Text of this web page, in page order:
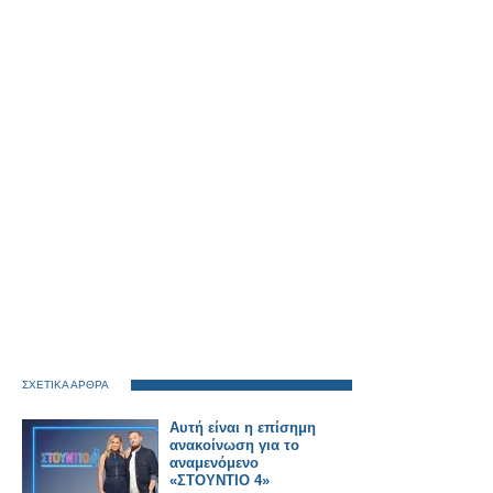
ΣΧΕΤΙΚΑ ΑΡΘΡΑ
Αυτή είναι η επίσημη
ανακοίνωση για το
αναμενόμενο
«ΣΤΟΥΝΤΙΟ 4»